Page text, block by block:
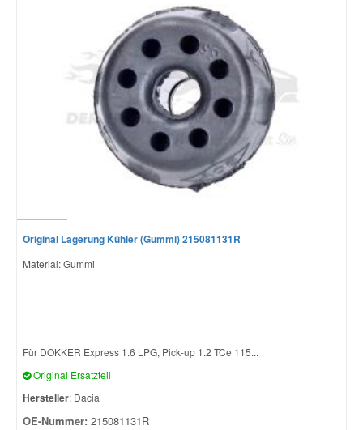
Original Lagerung Kühler (Gummi) 215081131R
Material: Gummi
Für DOKKER Express 1.6 LPG, Pick-up 1.2 TCe 115...
Original Ersatzteil
Hersteller: Dacia
OE-Nummer: 215081131R